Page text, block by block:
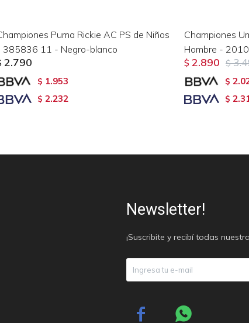
Puma Rickie AC PS de Niños
385836 11 - Negro-blanco
2.790
$ 1.953
$ 2.232
Championes
Hombre -
$ 2.890 $
$
$
Newsletter!
¡Suscribite y recibí todas
 